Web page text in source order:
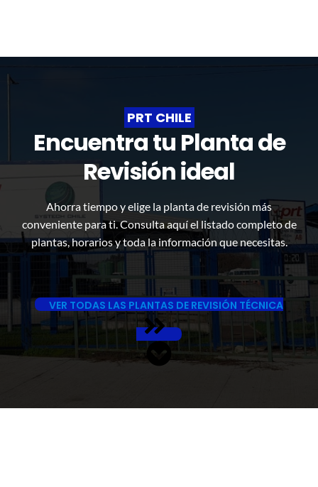
PRT CHILE
Encuentra tu Planta de
Revisión ideal
Ahorra tiempo y elige la planta de revisión más
conveniente para ti. Consulta aquí el listado completo de
plantas, horarios y toda la información que necesitas.
VER TODAS LAS PLANTAS DE REVISIÓN TÉCNICA